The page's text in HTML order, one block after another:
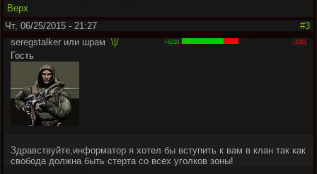
Верх
Чт, 06/25/2015 - 21:27
#3
seregstalker или шрам \|/
Гость
+6210 -2361
Здравствуйте,информатор я хотел бы вступить к вам в клан так как
свобода должна быть стерта со всех уголков зоны!